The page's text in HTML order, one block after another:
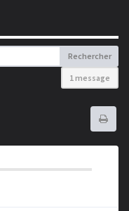
Rechercher
1 message